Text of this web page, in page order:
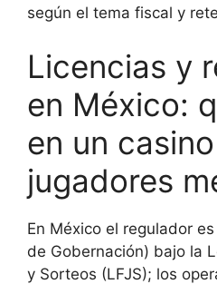
según el tema fiscal y
Licencias y
en México:
en un
jugadores
En México el regulador
de Gobernación) bajo la
y Sorteos (LFJS); los